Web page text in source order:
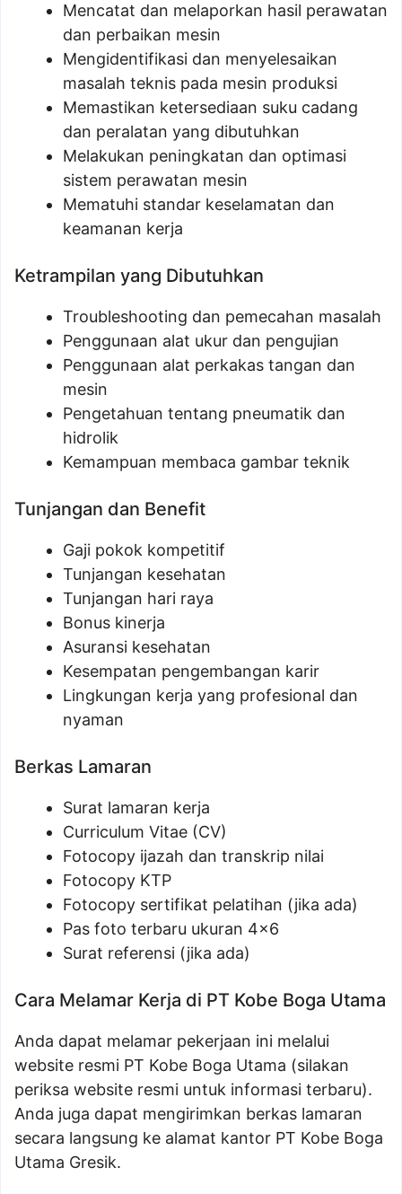
Mencatat dan melaporkan hasil perawatan
dan perbaikan mesin
Mengidentifikasi dan menyelesaikan
masalah teknis pada mesin produksi
Memastikan ketersediaan suku cadang
dan peralatan yang dibutuhkan
Melakukan peningkatan dan optimasi
sistem perawatan mesin
Mematuhi standar keselamatan dan
keamanan kerja
Ketrampilan yang Dibutuhkan
Troubleshooting dan pemecahan masalah
Penggunaan alat ukur dan pengujian
Penggunaan alat perkakas tangan dan
mesin
Pengetahuan tentang pneumatik dan
hidrolik
Kemampuan membaca gambar teknik
Tunjangan dan Benefit
Gaji pokok kompetitif
Tunjangan kesehatan
Tunjangan hari raya
Bonus kinerja
Asuransi kesehatan
Kesempatan pengembangan karir
Lingkungan kerja yang profesional dan
nyaman
Berkas Lamaran
Surat lamaran kerja
Curriculum Vitae (CV)
Fotocopy ijazah dan transkrip nilai
Fotocopy KTP
Fotocopy sertifikat pelatihan (jika ada)
Pas foto terbaru ukuran 4×6
Surat referensi (jika ada)
Cara Melamar Kerja di PT Kobe Boga Utama
Anda dapat melamar pekerjaan ini melalui
website resmi PT Kobe Boga Utama (silakan
periksa website resmi untuk informasi terbaru).
Anda juga dapat mengirimkan berkas lamaran
secara langsung ke alamat kantor PT Kobe Boga
Utama Gresik.